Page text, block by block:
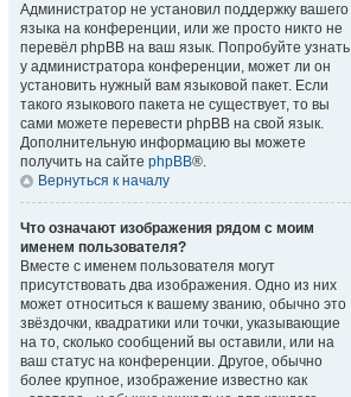
Администратор не установил поддержку вашего
языка на конференции, или же просто никто не
перевёл phpBB на ваш язык. Попробуйте узнать
у администратора конференции, может ли он
установить нужный вам языковой пакет. Если
такого языкового пакета не существует, то вы
сами можете перевести phpBB на свой язык.
Дополнительную информацию вы можете
получить на сайте phpBB®.
Вернуться к началу
Что означают изображения рядом с моим
именем пользователя?
Вместе с именем пользователя могут
присутствовать два изображения. Одно из них
может относиться к вашему званию, обычно это
звёздочки, квадратики или точки, указывающие
на то, сколько сообщений вы оставили, или на
ваш статус на конференции. Другое, обычно
более крупное, изображение известно как